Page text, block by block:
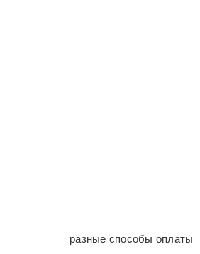
разные способы оплаты